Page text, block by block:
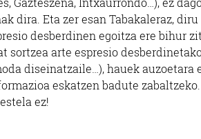
dira. Eta zer esan Tabakaleraz,
desberdinen egoitza ere bihur
sortzea arte espresio
diseinatzaile…), hauek
eskatzen badute
ez!